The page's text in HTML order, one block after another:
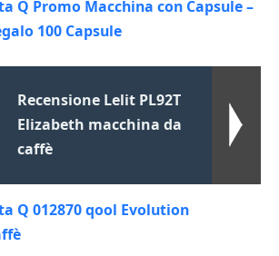
Q Promo Macchina con Capsule –
100 Capsule
Recensione Lelit PL92T
Elizabeth macchina da
caffè
Q 012870 qool Evolution